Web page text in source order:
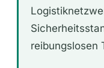
reibungslosen